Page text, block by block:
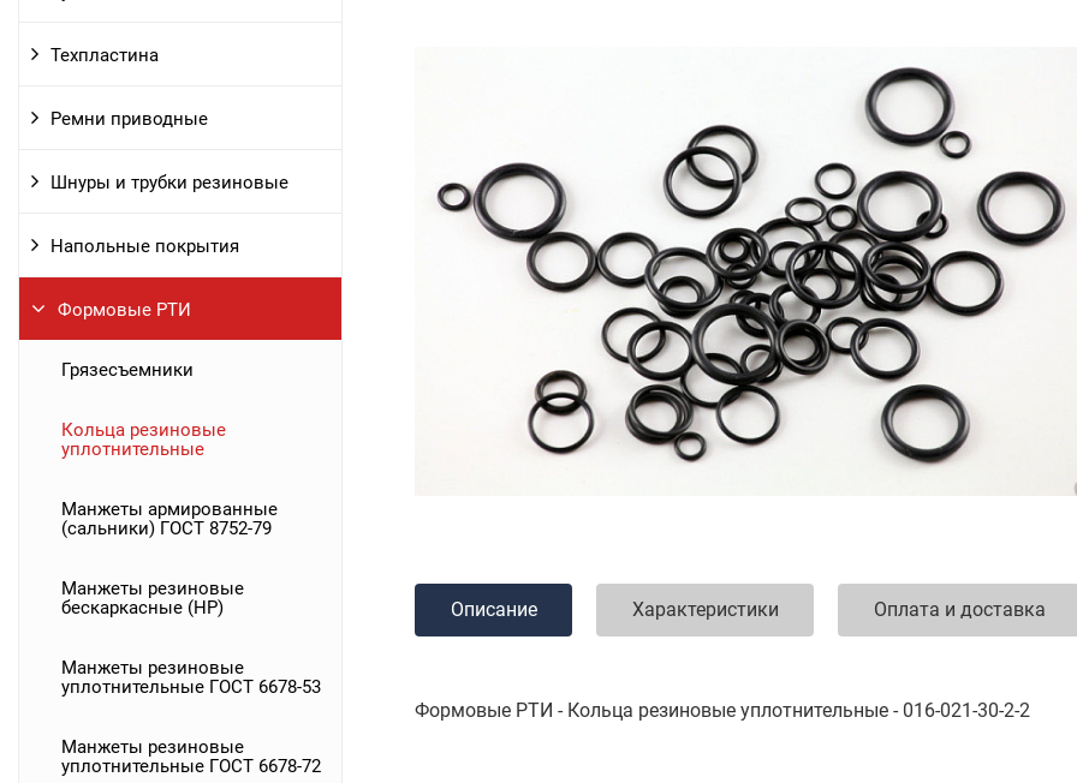
Техпластина
Ремни приводные
Шнуры и трубки резиновые
Напольные покрытия
Формовые РТИ
Грязесъемники
Кольца резиновые
уплотнительные
Манжеты армированные
(сальники) ГОСТ 8752-79
Манжеты резиновые
бескаркасные (НР)
Манжеты резиновые
уплотнительные ГОСТ 6678-53
Манжеты резиновые
уплотнительные ГОСТ 6678-72
Описание Характеристики Оплата и доставка
Формовые РТИ - Кольца резиновые уплотнительные - 016-021-30-2-2